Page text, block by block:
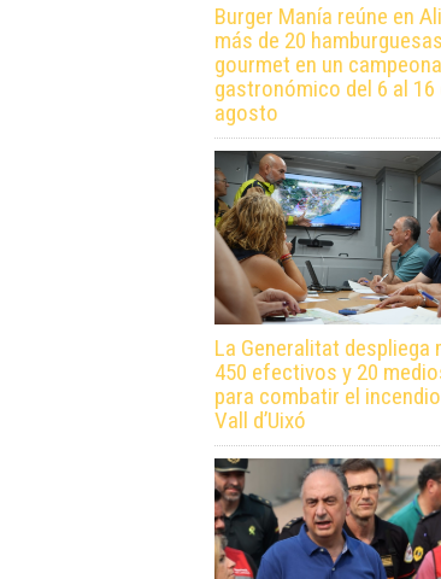
Burger Manía reúne en
más de 20 hamburguesas
gourmet en un
gastronómico del 6 al 16
agosto
La Generalitat despliega
450 efectivos y 20
para combatir el
Vall d’Uixó